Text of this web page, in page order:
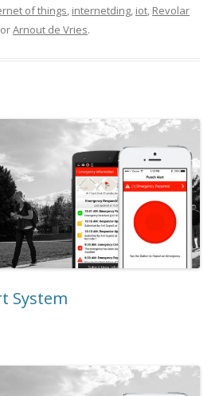
of things, internetding, iot, Revolar
Arnout de Vries.
System